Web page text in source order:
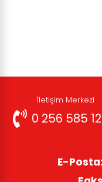
İletişim Merkezi
0 256 585
E-Posta: